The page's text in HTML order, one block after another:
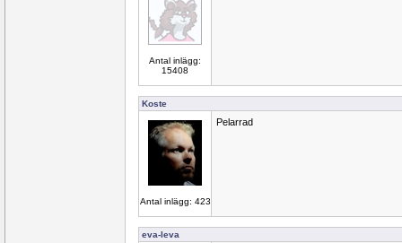
Antal inlägg:
15408
Koste
Antal inlägg: 423
Pelarrad
eva-leva